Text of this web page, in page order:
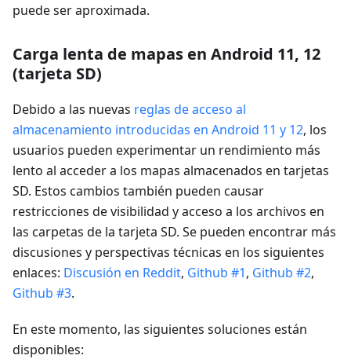
puede ser aproximada.
Carga lenta de mapas en Android 11, 12
(tarjeta SD)
Debido a las nuevas reglas de acceso al
almacenamiento introducidas en Android 11 y 12, los
usuarios pueden experimentar un rendimiento más
lento al acceder a los mapas almacenados en tarjetas
SD. Estos cambios también pueden causar
restricciones de visibilidad y acceso a los archivos en
las carpetas de la tarjeta SD. Se pueden encontrar más
discusiones y perspectivas técnicas en los siguientes
enlaces: Discusión en Reddit, Github #1, Github #2,
Github #3.
En este momento, las siguientes soluciones están
disponibles: